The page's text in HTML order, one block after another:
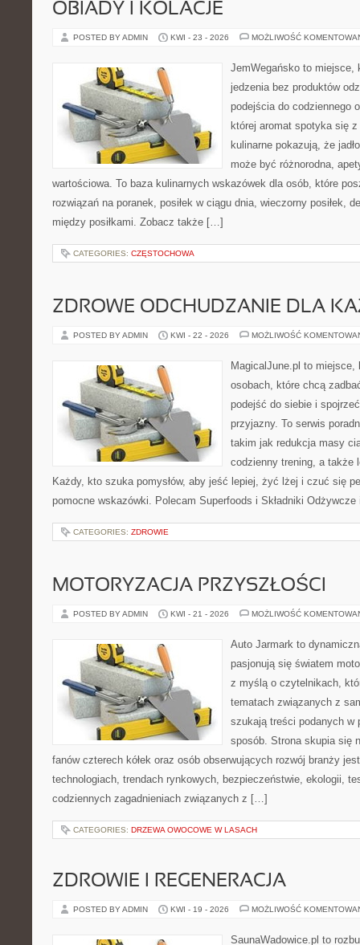
OBIADY I KOLACJE
POSTED BY ADMIN KWI - 23 - 2026 MOŻLIWOŚĆ
JemWegańsko to miejsce,
jedzenia bez produktów
podejścia do codziennego
której aromat spotyka się
kulinarne pokazują, że
może być różnorodna,
wartościowa. To baza kulinarnych wskazówek dla osób, które
rozwiązań na poranek, posiłek w ciągu dnia, wieczorny posiłek,
między posiłkami. Zobacz także […]
CATEGORIES: CZĘSTOCHOWA
ZDROWE ODCHUDZANIE DLA
POSTED BY ADMIN KWI - 22 - 2026 MOŻLIWOŚĆ
MagicalJune.pl to miejsce,
osobach, które chcą
podejść do siebie i
przyjazny. To serwis
takim jak redukcja masy
codzienny trening, a także
Każdy, kto szuka pomysłów, aby jeść lepiej, żyć lżej i czuć się
pomocne wskazówki. Polecam Superfoods i Składniki
CATEGORIES: ZDROWIE
MOTORYZACJA PRZYSZŁOŚCI
POSTED BY ADMIN KWI - 21 - 2026 MOŻLIWOŚĆ
Auto Jarmark to
pasjonują się światem
z myślą o czytelnikach,
tematach związanych z
szukają treści podanych w
sposób. Strona skupia się
fanów czterech kółek oraz osób obserwujących rozwój branży
technologiach, trendach rynkowych, bezpieczeństwie, ekologii,
codziennych zagadnieniach związanych z […]
CATEGORIES: DRZEWA OWOCOWE W LASACH
ZDROWIE I REGENERACJA
POSTED BY ADMIN KWI - 19 - 2026 MOŻLIWOŚĆ
SaunaWadowice.pl to